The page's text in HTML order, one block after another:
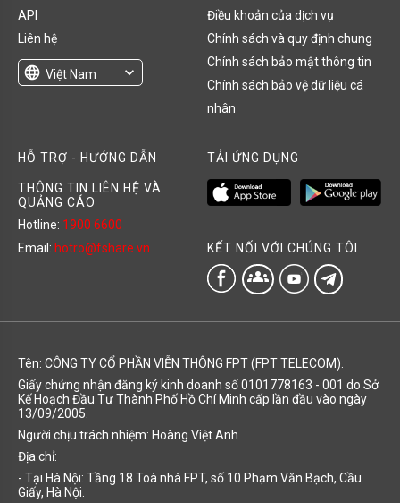
API
Liên hệ
language Việt Nam
expand_more
Điều khoản của dịch vụ
Chính sách và quy định chung
Chính sách bảo mật thông tin
Chính sách bảo vệ dữ liệu cá
nhân
HỖ TRỢ - HƯỚNG DẪN
THÔNG TIN LIÊN HỆ VÀ
QUẢNG CÁO
Hotline: 1900 6600
Email: hotro@fshare.vn
TẢI ỨNG DỤNG
KẾT NỐI VỚI CHÚNG TÔI
groups
Tên: CÔNG TY CỔ PHẦN VIỄN THÔNG FPT (FPT TELECOM).
Giấy chứng nhận đăng ký kinh doanh số 0101778163 - 001 do Sở
Kế Hoạch Đầu Tư Thành Phố Hồ Chí Minh cấp lần đầu vào ngày
13/09/2005.
Người chịu trách nhiệm: Hoàng Việt Anh
Địa chỉ:
- Tại Hà Nội: Tầng 18 Toà nhà FPT, số 10 Phạm Văn Bạch, Cầu
Giấy, Hà Nội.